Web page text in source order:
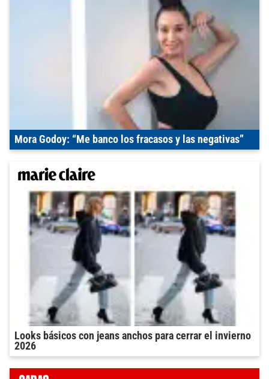
Mora Godoy: “Me banco los fracasos y las negativas”
Looks básicos con jeans anchos para cerrar el invierno
2026